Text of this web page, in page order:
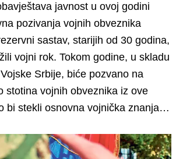
javnost u ovoj godini
pozivanja vojnih obveznika
sastav, starijih od 30 godina,
vojni rok. Tokom godine, u skladu
Srbije, biće pozvano na
stotina vojnih obveznika iz ove
bi stekli osnovna vojnička znanja…